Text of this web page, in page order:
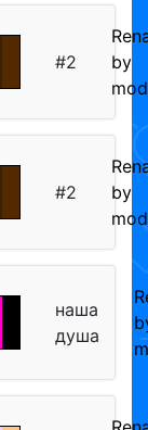
#2
by
#2
by
наша
душа